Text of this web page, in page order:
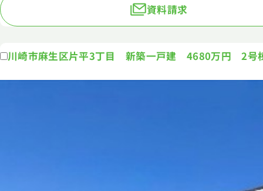
資料請求
川崎市麻生区片平3丁目 新築一戸建 4680万円 2号